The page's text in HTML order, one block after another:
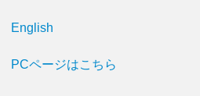
English
PCページはこちら